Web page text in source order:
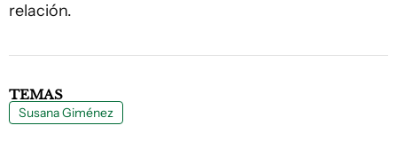
relación.
TEMAS
Susana Giménez